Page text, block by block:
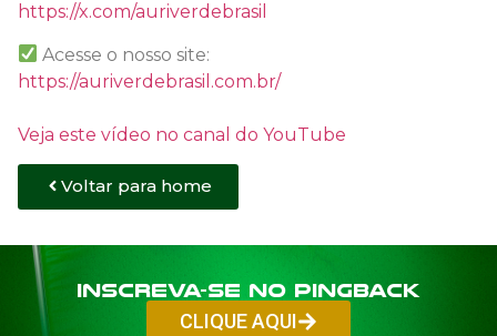
https://x.com/auriverdebrasil
Acesse o nosso site:
https://auriverdebrasil.com.br/
Veja este vídeo no canal do YouTube
Voltar para home
Inscreva-se no PINGBACK
CLIQUE AQUI